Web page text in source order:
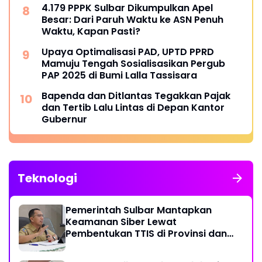
4.179 PPPK Sulbar Dikumpulkan Apel
Besar: Dari Paruh Waktu ke ASN Penuh
Waktu, Kapan Pasti?
Upaya Optimalisasi PAD, UPTD PPRD
Mamuju Tengah Sosialisasikan Pergub
PAP 2025 di Bumi Lalla Tassisara
Bapenda dan Ditlantas Tegakkan Pajak
dan Tertib Lalu Lintas di Depan Kantor
Gubernur
Teknologi
Pemerintah Sulbar Mantapkan
Keamanan Siber Lewat
Pembentukan TTIS di Provinsi dan